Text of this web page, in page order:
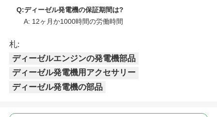
Q:ディーゼル発電機の保証期間は?
A: 12ヶ月か1000時間の労働時間
札:
ディーゼルエンジンの発電機部品
ディーゼル発電機用アクセサリー
ディーゼル発電機の部品